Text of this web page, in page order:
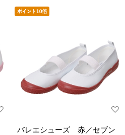
バレエシューズ 赤／セブン